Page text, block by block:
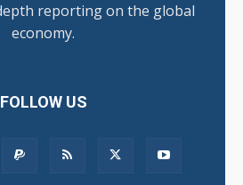
reporting on the global
economy.
FOLLOW US